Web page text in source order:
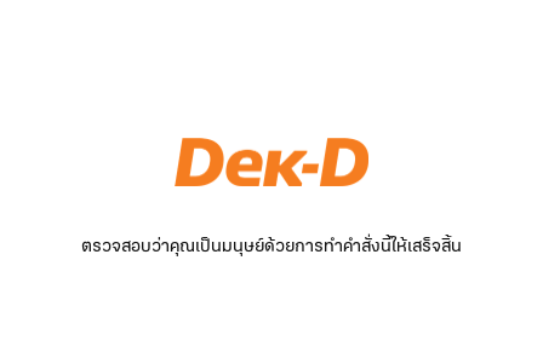
ตรวจสอบว่าคุณเป็นมนุษย์ด้วยการทำคำสั่งนี้ให้เสร็จสิ้น